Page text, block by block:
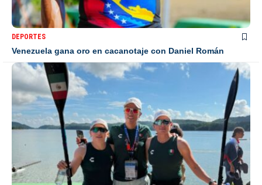
DEPORTES
Venezuela gana oro en cacanotaje con Daniel Román